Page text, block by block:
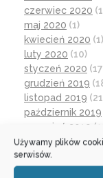
Używamy plików
serwisów.
czerwiec 2020
maj 2020 (1)
kwiecień 2020 (1)
luty 2020 (10)
styczeń 2020
grudzień 2019
listopad 2019
październik 2019
wrzesień 2019
czerwiec 2019
maj 2019